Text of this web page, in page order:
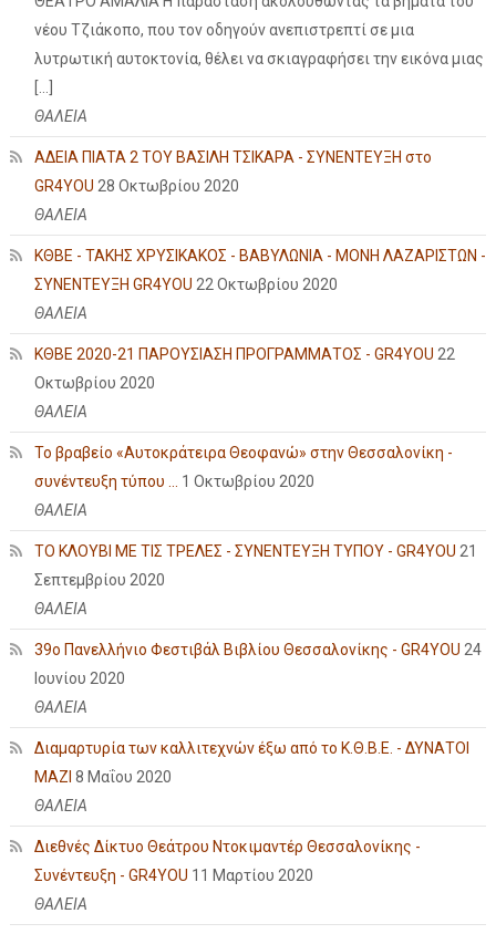
νέου Τζιάκοπο, που τον οδηγούν ανεπιστρεπτί σε μια
λυτρωτική αυτοκτονία, θέλει να σκιαγραφήσει την εικόνα μιας
ΘΑΛΕΙΑ
ΑΔΕΙΑ ΠΙΑΤΑ 2 ΤΟΥ ΒΑΣΙΛΗ ΤΣΙΚΑΡΑ - ΣΥΝΕΝΤΕΥΞΗ στο
GR4YOU 28 Οκτωβρίου 2020
ΘΑΛΕΙΑ
ΚΘΒΕ - ΤΑΚΗΣ ΧΡΥΣΙΚΑΚΟΣ - ΒΑΒΥΛΩΝΙΑ - ΜΟΝΗ ΛΑΖΑΡΙΣΤΩΝ -
ΣΥΝΕΝΤΕΥΞΗ GR4YOU 22 Οκτωβρίου 2020
ΘΑΛΕΙΑ
ΚΘΒΕ 2020-21 ΠΑΡΟΥΣΙΑΣΗ ΠΡΟΓΡΑΜΜΑΤΟΣ - GR4YOU 22
Οκτωβρίου 2020
ΘΑΛΕΙΑ
Το βραβείο «Αυτοκράτειρα Θεοφανώ» στην Θεσσαλονίκη -
συνέντευξη τύπου ...
1 Οκτωβρίου 2020
ΘΑΛΕΙΑ
ΤΟ ΚΛΟΥΒΙ ΜΕ ΤΙΣ ΤΡΕΛΕΣ - ΣΥΝΕΝΤΕΥΞΗ ΤΥΠΟΥ - GR4YOU 21
Σεπτεμβρίου 2020
ΘΑΛΕΙΑ
39ο Πανελλήνιο Φεστιβάλ Βιβλίου Θεσσαλονίκης - GR4YOU 24
Ιουνίου 2020
ΘΑΛΕΙΑ
Διαμαρτυρία των καλλιτεχνών έξω από το Κ.Θ.Β.Ε. - ΔΥΝΑΤΟΙ
ΜΑΖΙ 8 Μαΐου 2020
ΘΑΛΕΙΑ
Διεθνές Δίκτυο Θεάτρου Ντοκιμαντέρ Θεσσαλονίκης -
Συνέντευξη - GR4YOU 11 Μαρτίου 2020
ΘΑΛΕΙΑ